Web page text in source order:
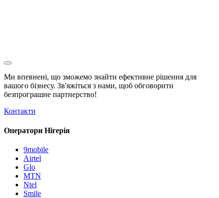
Ми впевнені, що зможемо знайти ефективне рішення для
вашого бізнесу. Зв'яжіться з нами, щоб обговорити
безпрограшне партнерство!
Контакти
Оператори Нігерія
9mobile
Airtel
Glo
MTN
Ntel
Smile